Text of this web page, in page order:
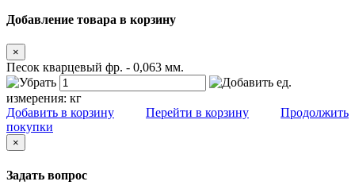
Добавление товара в корзину
×
Песок кварцевый фр. - 0,063 мм.
ед.
измерения: кг
Добавить в корзину
Перейти в корзину
Продолжить
покупки
×
Задать вопрос